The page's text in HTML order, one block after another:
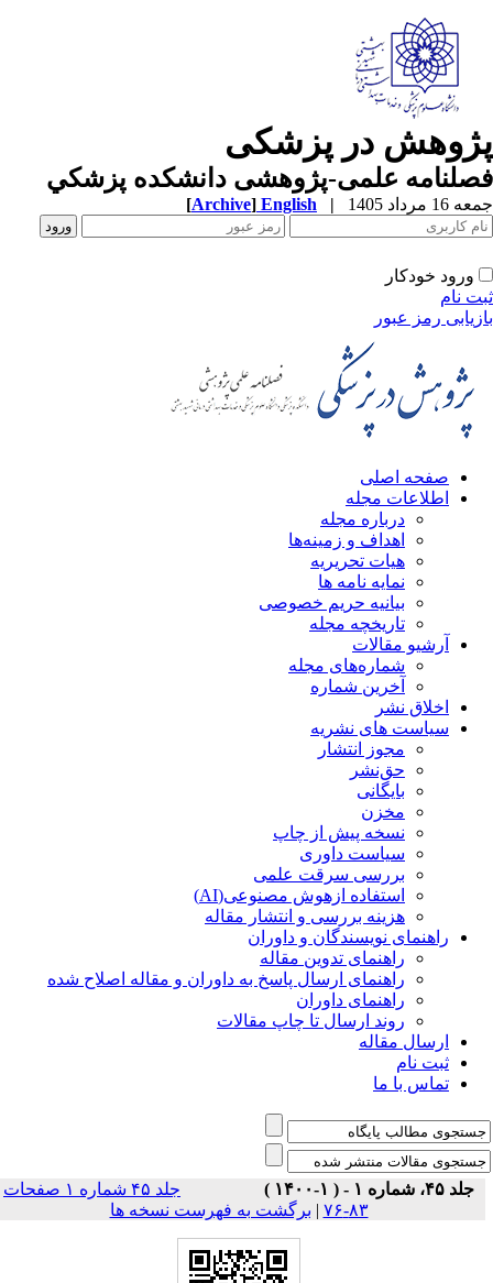
در پزشکی
علمی-پژوهشی دانشکده پزشکي
مرداد 1405 |
English
[Archive]
ورود خودکار
نام
رمز عبور
صفحه اصلی
اطلاعات مجله
درباره مجله
اهداف و زمینه‌ها
هیات تحریریه
نمایه نامه ها
بیانیه حریم خصوصی
تاریخچه مجله
آرشیو مقالات
شماره‌های مجله
آخرین شماره
اخلاق نشر
سیاست های نشریه
مجوز انتشار
حق‌نشر
بایگانی
مخزن
نسخه پیش از چاپ
سیاست داوری
بررسی سرقت علمی
استفاده ازهوش مصنوعی(AI)
هزینه بررسی و انتشار مقاله
راهنمای نویسندگان و داوران
راهنمای تدوین مقاله
راهنمای ارسال پاسخ به داوران و مقاله اصلاح شده
راهنمای داوران
روند ارسال تا چاپ مقالات
ارسال مقاله
ثبت نام
تماس با ما
جلد ۴۵، شماره ۱ - ( ۱-۱۴۰۰ )
جلد ۴۵ شماره ۱ صفحات
۸۳-۷۶
|برگشت به فهرست نسخه ها